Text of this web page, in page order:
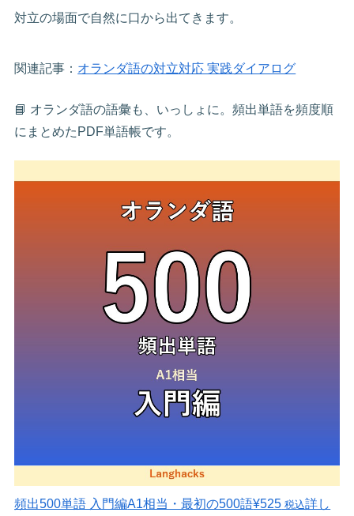
対立の場面で自然に口から出てきます。
関連記事： オランダ語の対立対応 実践ダイアログ
📘 オランダ語の語彙も、いっしょに。頻出単語を頻度順
にまとめたPDF単語帳です。
頻出500単語 入門編A1相当・最初の500語¥525 税込詳し